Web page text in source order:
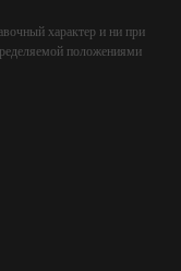
характер и ни при
положениями